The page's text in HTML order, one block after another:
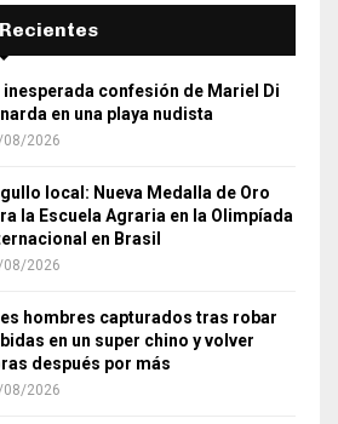
Recientes
inesperada confesión de Mariel Di
en una playa nudista
08/2026
local: Nueva Medalla de Oro
la Escuela Agraria en la Olimpíada
en Brasil
08/2026
hombres capturados tras robar
en un super chino y volver
después por más
08/2026